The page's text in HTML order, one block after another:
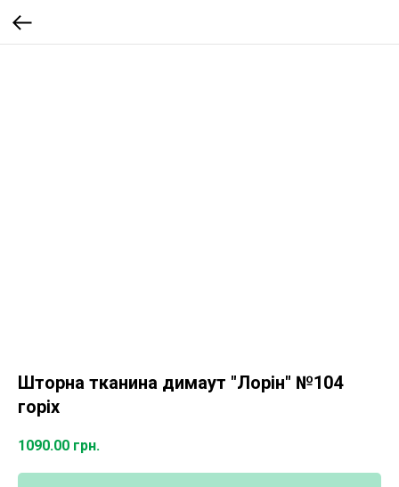
Шторна тканина димаут "Лорін" №104
горіх
1090.00 грн.